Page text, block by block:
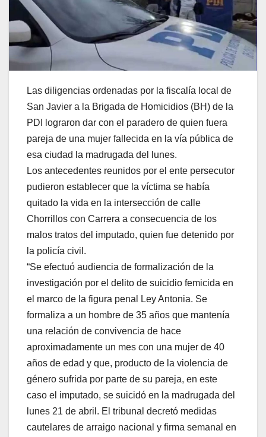
Las diligencias ordenadas por la fiscalía local de
San Javier a la Brigada de Homicidios (BH) de la
PDI lograron dar con el paradero de quien fuera
pareja de una mujer fallecida en la vía pública de
esa ciudad la madrugada del lunes.
Los antecedentes reunidos por el ente persecutor
pudieron establecer que la víctima se había
quitado la vida en la intersección de calle
Chorrillos con Carrera a consecuencia de los
malos tratos del imputado, quien fue detenido por
la policía civil.
“Se efectuó audiencia de formalización de la
investigación por el delito de suicidio femicida en
el marco de la figura penal Ley Antonia. Se
formaliza a un hombre de 35 años que mantenía
una relación de convivencia de hace
aproximadamente un mes con una mujer de 40
años de edad y que, producto de la violencia de
género sufrida por parte de su pareja, en este
caso el imputado, se suicidó en la madrugada del
lunes 21 de abril. El tribunal decretó medidas
cautelares de arraigo nacional y firma semanal en